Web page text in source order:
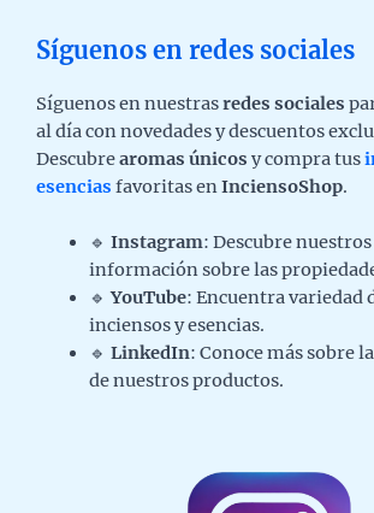
Síguenos en redes sociales
Síguenos en nuestrasredes sociales
al día con novedades y descuentos
Descubrearomas únicos y compra tus
esencias favoritas enInciensoShop.
🔹 Instagram: Descubre
información sobre las
🔹YouTube: Encuentra variedad
inciensos y esencias.
🔹 LinkedIn: Conoce más sobre
de nuestros productos.